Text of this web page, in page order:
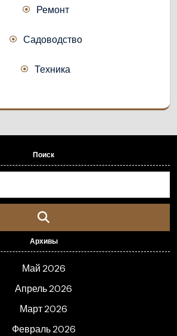
Ремонт
Садоводство
Техника
Поиск
Архивы
Май 2026
Апрель 2026
Март 2026
Февраль 2026